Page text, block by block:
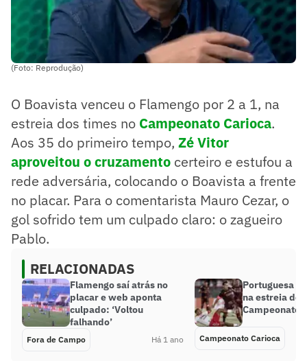
(Foto: Reprodução)
O Boavista venceu o Flamengo por 2 a 1, na
estreia dos times no Campeonato Carioca.
Aos 35 do primeiro tempo, Zé Vitor
aproveitou o cruzamento certeiro e estufou a
rede adversária, colocando o Boavista a frente
no placar. Para o comentarista Mauro Cezar, o
gol sofrido tem um culpado claro: o zagueiro
Pablo.
RELACIONADAS
Flamengo saí atrás no
placar e web aponta
culpado: ‘Voltou
falhando’
Fora de Campo Há 1 ano
Portuguesa
na estreia do
Campeonato
Campeonato Carioca